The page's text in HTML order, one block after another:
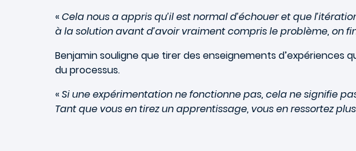
«Cela nous a appris qu’il est normal d’échouer et que
à la solution avant d’avoir vraiment compris le problème, on
Benjamin souligne que tirer des enseignements
du processus.
«Si une expérimentation ne fonctionne pas, cela ne signifie
Tant que vous en tirez un apprentissage, vous en ressortez